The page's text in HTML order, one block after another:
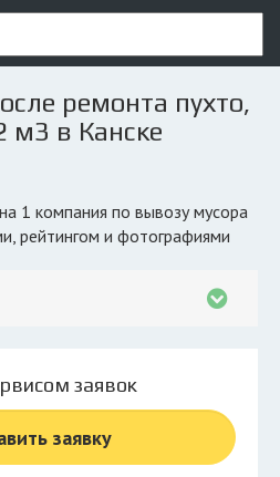
ремонта пухто,
м3 в Канске
рейтингом и фотографиями
заявок
заявку